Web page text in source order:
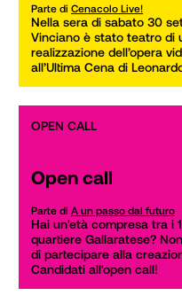
Parte di Cenacolo Live!
Nella sera di sabato 30
Vinciano è stato teatro di
realizzazione dell’opera
all’Ultima Cena di
OPEN CALL
Open call
Parte di A un passo dal futuro
Hai un'età compresa tra i
quartiere Gallaratese?
di partecipare alla
Candidati all'open call!